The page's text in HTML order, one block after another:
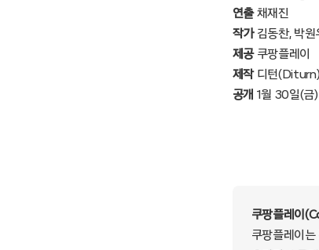
연출채재진
작가 김동찬, 박원
제공쿠팡플레이
제작디턴(Diturn)
공개 1월 30일(금
쿠팡플레이
쿠팡플레이